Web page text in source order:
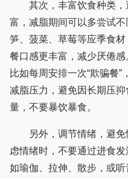
其次，丰富饮食种类，
富，减脂期间可以多尝试
笋、菠菜、草莓等应季食
餐口感更丰富，减少厌倦感
比如每周安排一次“欺骗餐
减脂压力，避免因长期压
量，不要暴饮暴食。
另外，调节情绪，避免
虑情绪时，不要通过进食
如瑜伽、拉伸、散步，或